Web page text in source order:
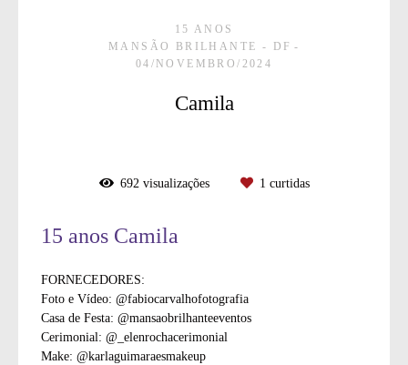
15 ANOS
MANSÃO BRILHANTE - DF
04/NOVEMBRO/2024
Camila
692visualizações 1 curtidas
15 anos Camila
FORNECEDORES:
Foto e Vídeo: @fabiocarvalhofotografia
Casa de Festa: @mansaobrilhanteeventos
Cerimonial: @_elenrochacerimonial
Make: @karlaguimaraesmakeup